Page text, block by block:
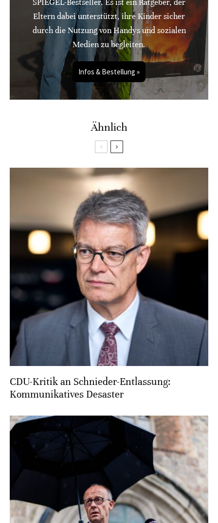
SPIEGEL-Bestseller. Es ist ein Ratgeber, der
Eltern dabei unterstützt, ihre Kinder sicher
durch die Nutzung von Handys und sozialen
Medien zu begleiten.
Infos & Bestellung »
Ähnlich
CDU-Kritik an Schnieder-Entlassung:
Kommunikatives Desaster